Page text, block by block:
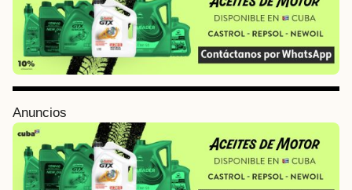
Anuncios
P
a
g
i
n